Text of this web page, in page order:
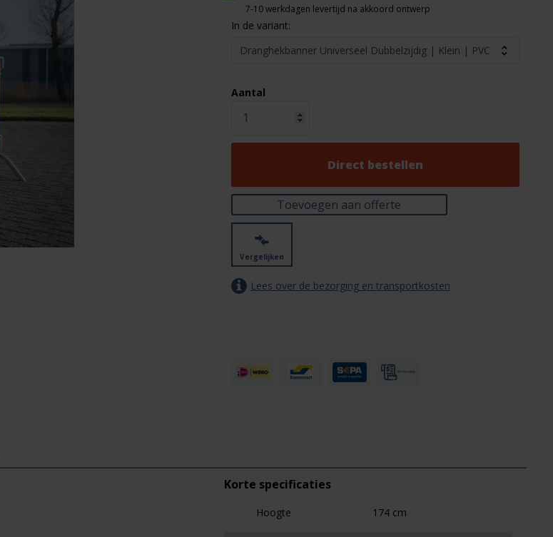
7-10 werkdagen levertijd na akkoord ontwerp
In de variant:
Aantal
Direct bestellen
Toevoegen aan offerte
Vergelijken
Lees over de bezorging en transportkosten
Korte specificaties
Hoogte 174 cm